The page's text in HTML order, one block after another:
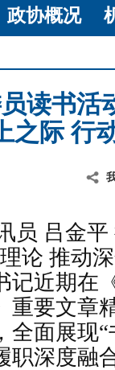
政协概况
读书活
之际 行
员 吕金
论 推动
记近期在
重要文章
全面展现
职深度融